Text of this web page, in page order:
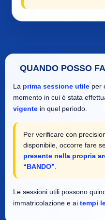
QUANDO POSSO
La prima sessione utile per
momento in cui è stata
vigente in quel periodo.
Per verificare con
disponibile, occorre fare
presente nella propria
“BANDO”
Le sessioni utili possono
immatricolazione e ai tempi